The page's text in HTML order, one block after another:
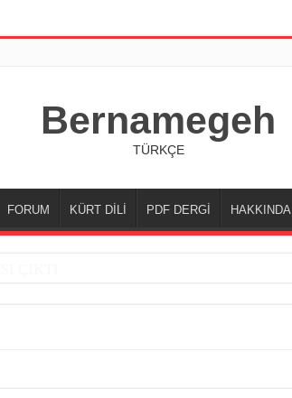
Bernamegeh
TÜRKÇE
FORUM KÜRT DİLİ PDF DERGİ HAKKINDA